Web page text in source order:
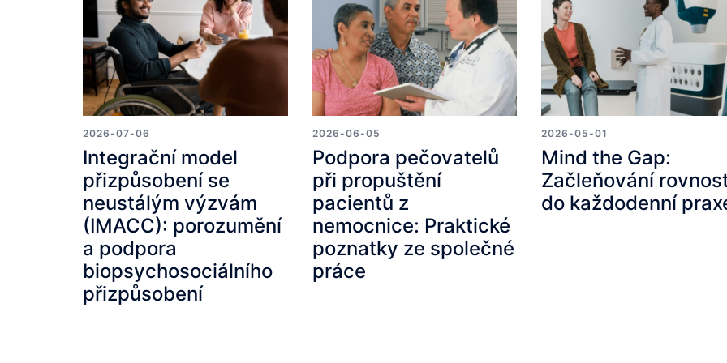
2026-07-06
Integrační model
přizpůsobení se
neustálým výzvám
(IMACC): porozumění
a podpora
biopsychosociálního
přizpůsobení
2026-06-05
Podpora pečovatelů
při propuštění
pacientů z
nemocnice: Praktické
poznatky ze společné
práce
2026-05-01
Mind the Gap:
Začleňování
do každodenní